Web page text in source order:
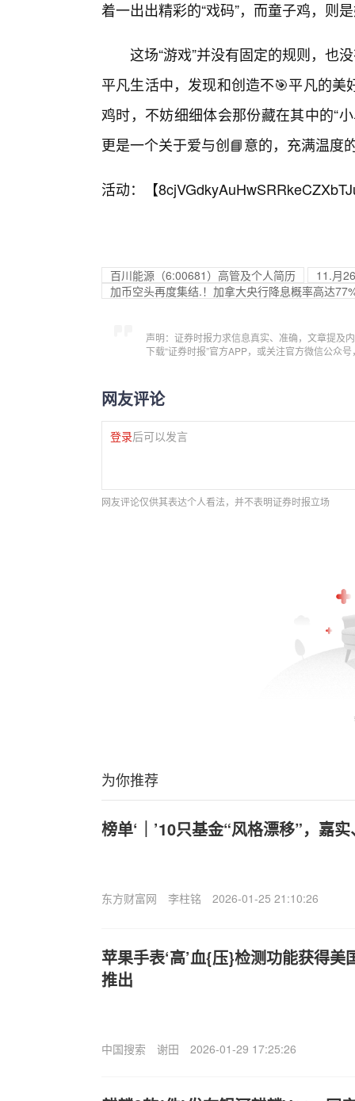
着一出出精彩的“戏码”，而童子鸡，则
这场“游戏”并没有固定的规则，也
平凡生活中，发现和创造不🎯平凡的
鸡时，不妨细细体会那份藏在其中的“
更是一个关于爱与创📘意的，充满温度
活动：【
百川能源（6:00681）高管及个人简历
11.月
加币空头再度集结.！加拿大央行降息概率高达
声明：证券时报力求信息真实、准确，文章提及
下载“证券时报”官方APP，或关注官方微信公众
网友评论
登录后可以发言
网友评论仅供其表达个人看法，并不表明证券时报立场
为你推荐
榜单‘｜’10只基金“风格漂移”，嘉
东方财富网 李柱铭 2026-01-25 21:10:26
苹果手表‘高’血{压}检测功能获得
推出
中国搜索 谢田 2026-01-29 17:25:26